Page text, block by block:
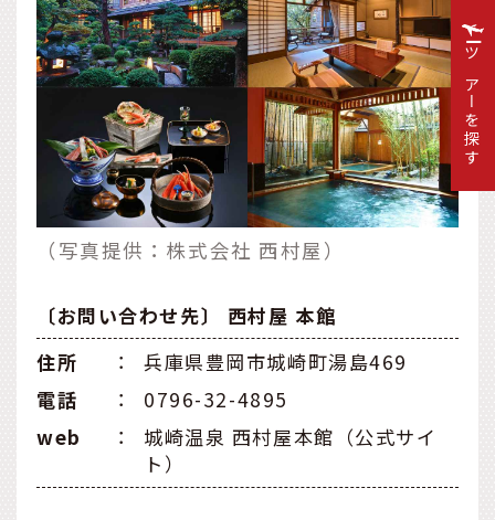
（写真提供：株式会社 西村屋）
〔お問い合わせ先〕 西村屋 本館
住所
：
兵庫県豊岡市城崎町湯島469
電話
：
0796-32-4895
web
：
城崎温泉 西村屋本館（公式サイ
ト）
ツアーを探す